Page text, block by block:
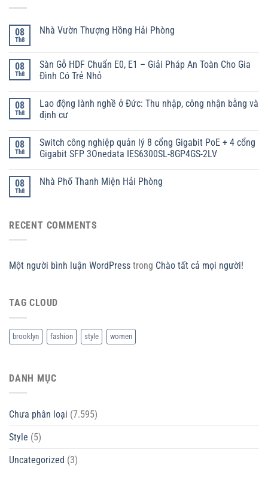
08
Th8
Nhà Vườn Thượng Hồng Hải Phòng
08
Th8
Sàn Gỗ HDF Chuẩn E0, E1 – Giải Pháp An Toàn Cho Gia
Đình Có Trẻ Nhỏ
08
Th8
Lao động lành nghề ở Đức: Thu nhập, công nhận bằng và
định cư
08
Th8
Switch công nghiệp quản lý 8 cổng Gigabit PoE + 4 cổng
Gigabit SFP 3Onedata IES6300SL-8GP4GS-2LV
08
Th8
Nhà Phố Thanh Miện Hải Phòng
RECENT COMMENTS
Một người bình luận WordPress trong Chào tất cả mọi người!
TAG CLOUD
brooklyn fashion style women
DANH MỤC
Chưa phân loại (7.595)
Style (5)
Uncategorized (3)